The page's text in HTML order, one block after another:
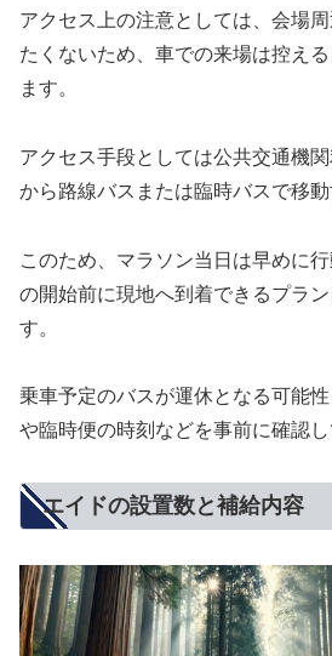
アクセス上の注意としては、会場
たくないため、車での来場は控え
ます。
アクセス手段としては公共交通機
から路線バスまたは臨時バスで移動
このため、マラソン当日は早めに
の開始前に現地へ到着できるプラ
す。
乗車予定のバスが運休となる可能
や臨時便の時刻などを事前に確認し
エイドの設置数と補給内容